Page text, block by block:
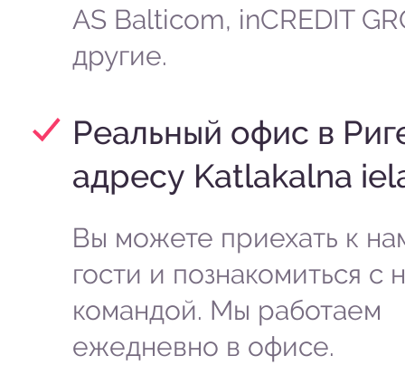
AS Balticom, inCREDIT
другие.
Реальный офис в
адресу Katlakalna
Вы можете приехать к
гости и познакомиться с
командой. Мы работаем
ежедневно в офисе.